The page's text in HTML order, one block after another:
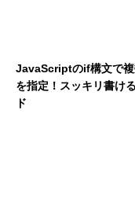
JavaScriptのif構文で
を指定！スッキリ書け
ド